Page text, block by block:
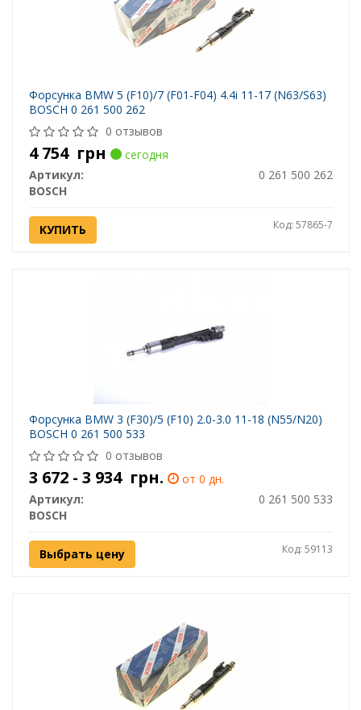
Форсунка BMW 5 (F10)/7 (F01-F04) 4.4i 11-17 (N63/S63)
BOSCH 0 261 500 262
0 отзывов
4 754 грн
сегодня
Артикул:
0 261 500 262
BOSCH
КУПИТЬ Код: 57865-7
Форсунка BMW 3 (F30)/5 (F10) 2.0-3.0 11-18 (N55/N20)
BOSCH 0 261 500 533
0 отзывов
3 672 - 3 934 грн.
от 0 дн.
Артикул:
0 261 500 533
BOSCH
Выбрать цену Код: 59113